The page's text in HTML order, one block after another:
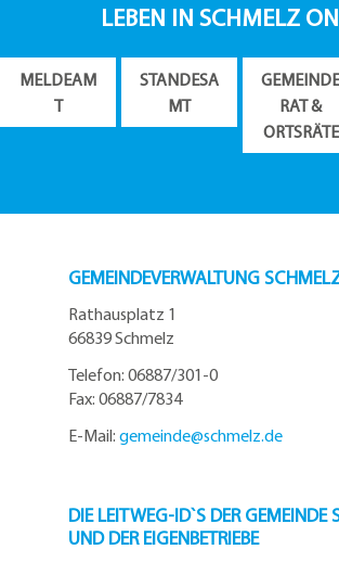
LEBEN IN SCHMELZ
MELDEAM
T
STANDESA
MT
GEMEINDE
RAT &
ORTSRÄTE
GEMEINDEVERWALTUNG
Rathausplatz 1
66839 Schmelz
Telefon: 06887/301-0
Fax: 06887/7834
E-Mail: gemeinde@schmelz.de
DIE LEITWEG-ID`S DER GEMEINDE
UND DER EIGENBETRIEBE